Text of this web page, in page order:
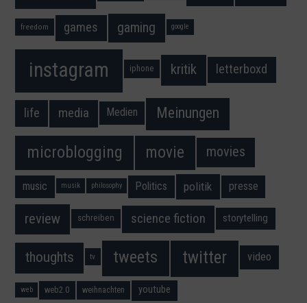
freedom games gaming google
instagram iphone kritik letterboxd
life media Medien Meinungen
microblogging movie movies
music musik philosophy Politics politik presse
review schreiben science fiction storytelling
thoughts tv tweets twitter video
web web2.0 weihnachten youtube